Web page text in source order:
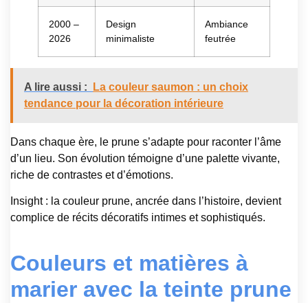
2000 –
2026
Design
minimaliste
Ambiance
feutrée
A lire aussi :
La couleur saumon : un choix
tendance pour la décoration intérieure
Dans chaque ère, le prune s’adapte pour raconter l’âme
d’un lieu. Son évolution témoigne d’une palette vivante,
riche de contrastes et d’émotions.
Insight : la couleur prune, ancrée dans l’histoire, devient
complice de récits décoratifs intimes et sophistiqués.
Couleurs et matières à
marier avec la teinte prune